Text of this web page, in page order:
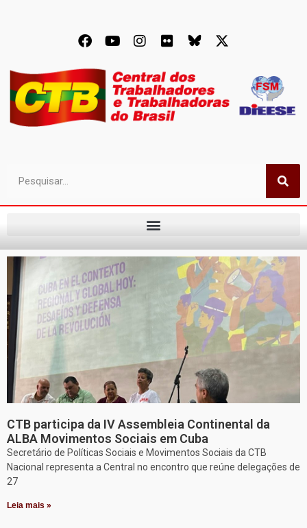
CTB participa da IV Assembleia Continental da
ALBA Movimentos Sociais em Cuba
Secretário de Políticas Sociais e Movimentos Sociais da CTB
Nacional representa a Central no encontro que reúne delegações de
27
Leia mais »